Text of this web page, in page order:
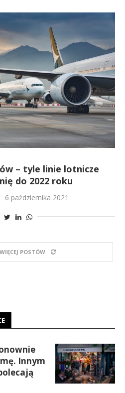
– tyle linie lotnicze
do 2022 roku
6 października 2021
POSTÓW
Innym